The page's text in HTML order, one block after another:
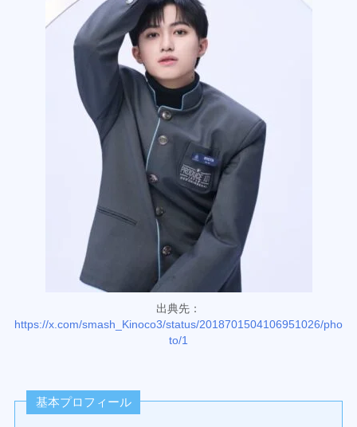
出典先：
https://x.com/smash_Kinoco3/status/2018701504106951026/pho
to/1
基本プロフィール